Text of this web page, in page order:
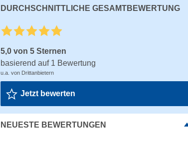
DURCHSCHNITTLICHE GESAMTBEWERTUNG
5,0 von 5 Sternen
basierend auf 1 Bewertung
u.a. von Drittanbietern
Jetzt bewerten
NEUESTE BEWERTUNGEN